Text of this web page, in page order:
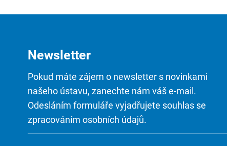
Newsletter
Pokud máte zájem o newsletter s novinkami
našeho ústavu, zanechte nám váš e-mail.
Odesláním formuláře vyjadřujete souhlas se
zpracováním osobních údajů.